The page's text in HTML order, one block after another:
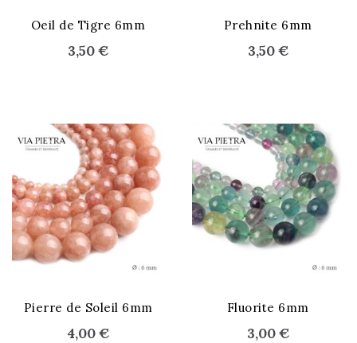
Oeil de Tigre 6mm
3,50 €
Prehnite 6mm
3,50 €
Pierre de Soleil 6mm
4,00 €
Fluorite 6mm
3,00 €